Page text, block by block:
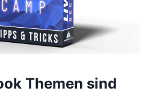
Themen sind